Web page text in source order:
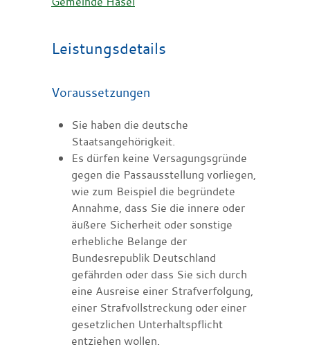
Leistungsdetails
Voraussetzungen
Sie haben die deutsche
Staatsangehörigkeit.
Es dürfen keine Versagungsgründe
gegen die Passausstellung vorliegen,
wie zum Beispiel die begründete
Annahme, dass Sie die innere oder
äußere Sicherheit oder sonstige
erhebliche Belange der
Bundesrepublik Deutschland
gefährden oder dass Sie sich durch
eine Ausreise einer Strafverfolgung,
einer Strafvollstreckung oder einer
gesetzlichen Unterhaltspflicht
entziehen wollen.